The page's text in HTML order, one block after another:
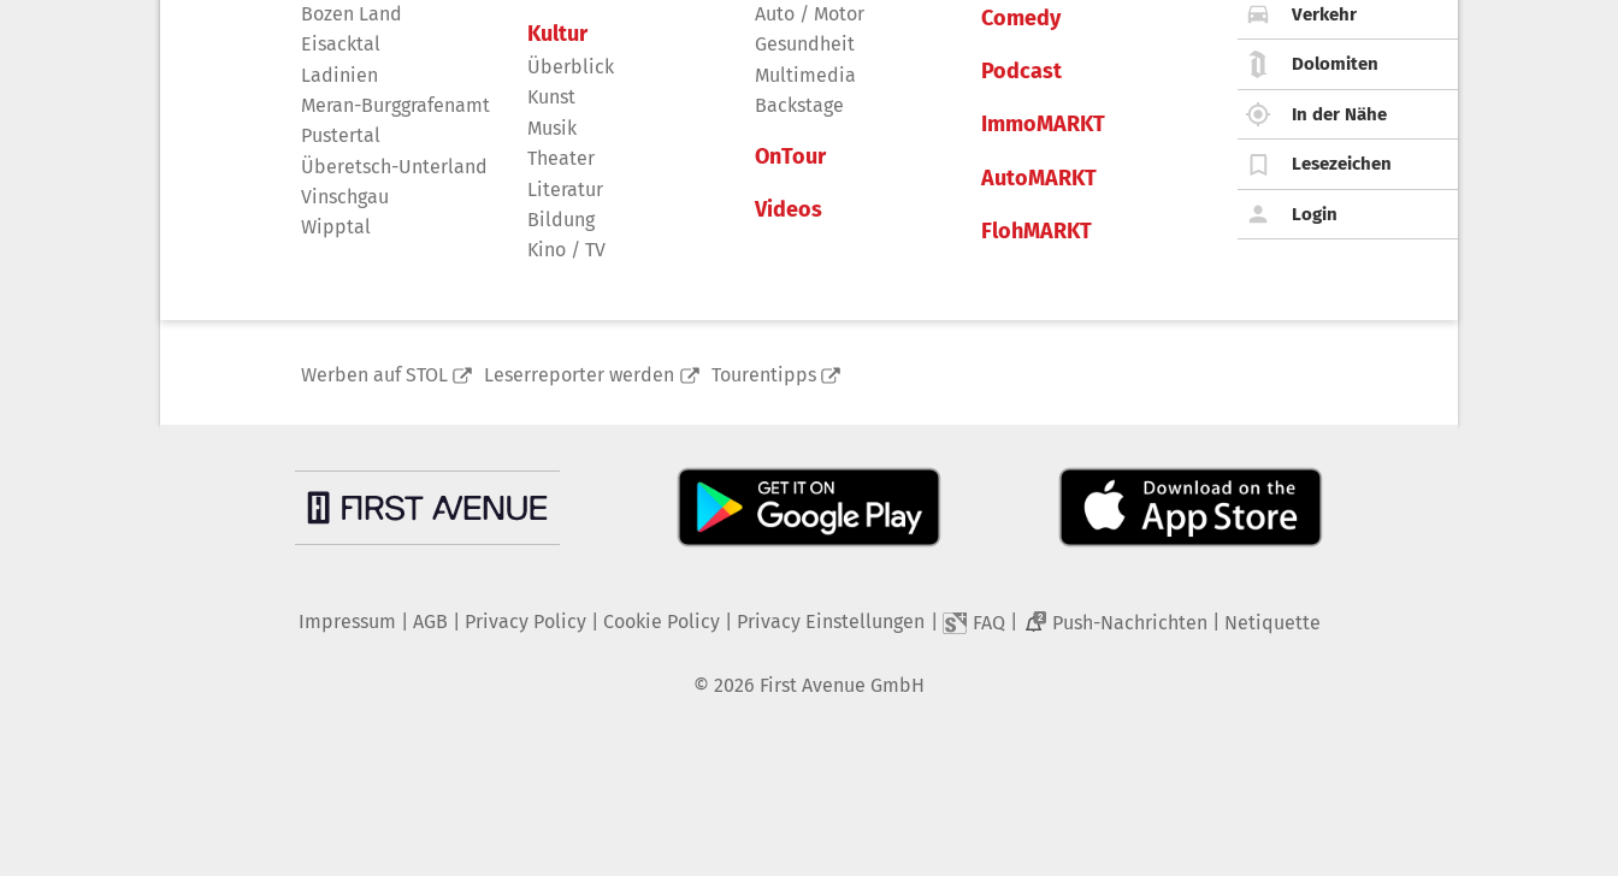
Bozen Land
Eisacktal
Ladinien
Meran-Burggrafenamt
Pustertal
Überetsch-Unterland
Vinschgau
Wipptal
Kultur
Überblick
Kunst
Musik
Theater
Literatur
Bildung
Kino / TV
Auto / Motor
Gesundheit
Multimedia
Backstage
OnTour
Videos
Comedy
Podcast
ImmoMARKT
AutoMARKT
FlohMARKT
Verkehr
Dolomiten
In der Nähe
Lesezeichen
Login
Werben auf STOL Leserreporter werden Tourentipps
Impressum AGB Privacy Policy| Cookie Policy| Privacy Einstellungen FAQ 2 Push-Nachrichten Netiquette
© 2026 First Avenue GmbH